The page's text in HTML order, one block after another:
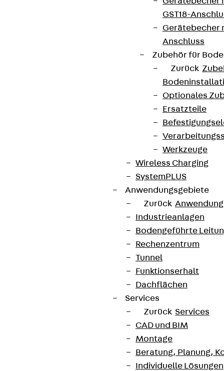
GST18-
Gerätebecher
Anschluss
Zubehör für
Zurück
Optionales
Ersatzteile
Werkzeuge
Wireless Charging
SystemPLUS
Anwendungsgebiete
Zurück
Industrieanlagen
Bodengeführte
Rechenzentrum
Tunnel
Funktionserhalt
Dachflächen
Services
Zurück Services
CAD und BIM
Montage
Beratung, Planung,
Individuelle Lösungen